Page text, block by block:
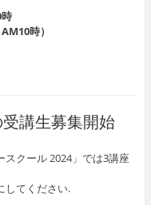
時）
受講生募集開始
クール 2024」では3講座
してください.